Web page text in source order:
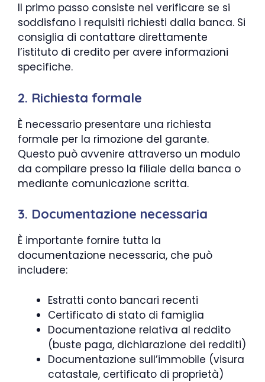
Il primo passo consiste nel verificare se si
soddisfano i requisiti richiesti dalla banca. Si
consiglia di contattare direttamente
l’istituto di credito per avere informazioni
specifiche.
2. Richiesta formale
È necessario presentare una richiesta
formale per la rimozione del garante.
Questo può avvenire attraverso un modulo
da compilare presso la filiale della banca o
mediante comunicazione scritta.
3. Documentazione necessaria
È importante fornire tutta la
documentazione necessaria, che può
includere:
Estratti conto bancari recenti
Certificato di stato di famiglia
Documentazione relativa al reddito
(buste paga, dichiarazione dei redditi)
Documentazione sull’immobile (visura
catastale, certificato di proprietà)